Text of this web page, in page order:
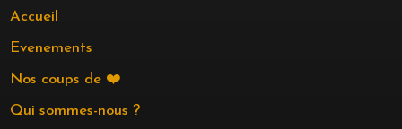
Accueil
Evenements
Nos coups de ❤️
Qui sommes-nous ?